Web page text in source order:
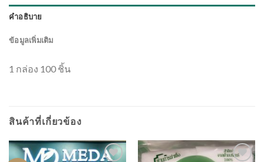
คำอธิบาย
ข้อมูลเพิ่มเติม
1 กล่อง 100 ชิ้น
สินค้าที่เกี่ยวข้อง